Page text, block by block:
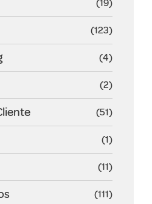
(19)
(123)
(4)
(2)
(51)
(1)
(11)
(111)